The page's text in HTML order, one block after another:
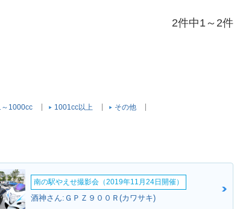
2件中1～2件
1000cc 1001cc以上 その他
南の駅やえせ撮影会（2019年11月24日開催）
酒神さん:ＧＰＺ９００Ｒ(カワサキ)